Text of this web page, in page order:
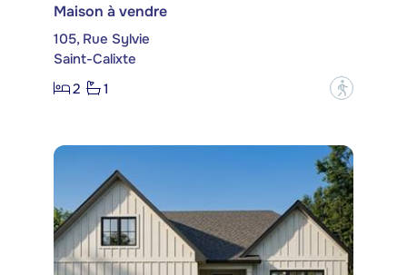
Maison à vendre
105, Rue Sylvie
Saint-Calixte
2
1 ?